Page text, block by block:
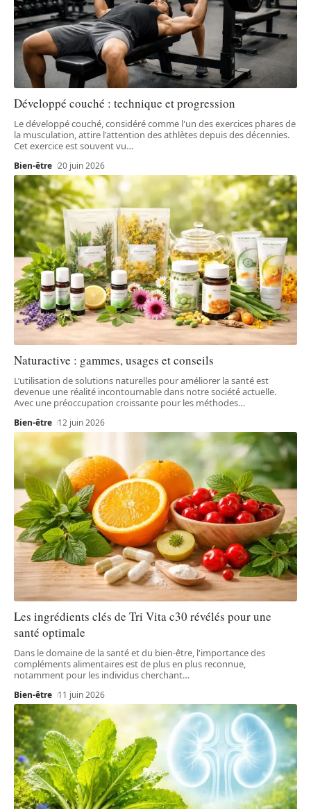
Développé couché : technique et progression
Le développé couché, considéré comme l'un des exercices phares de
la musculation, attire l'attention des athlètes depuis des décennies.
Cet exercice est souvent vu…
Bien-être 20 juin 2026
Naturactive : gammes, usages et conseils
L’utilisation de solutions naturelles pour améliorer la santé est
devenue une réalité incontournable dans notre société actuelle.
Avec une préoccupation croissante pour les méthodes…
Bien-être 12 juin 2026
Les ingrédients clés de Tri Vita c30 révélés pour une
santé optimale
Dans le domaine de la santé et du bien-être, l'importance des
compléments alimentaires est de plus en plus reconnue,
notamment pour les individus cherchant…
Bien-être 11 juin 2026